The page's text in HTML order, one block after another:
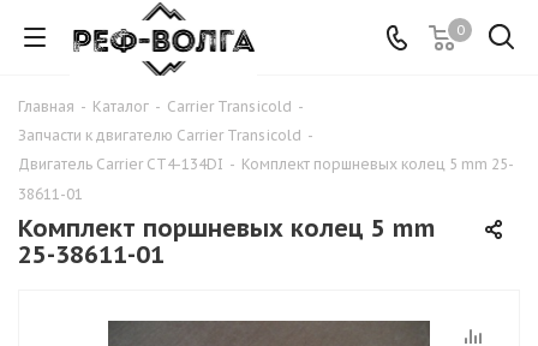
0
Главная - Каталог - Carrier Transicold -
Запчасти к двигателю Carrier Transicold -
Двигатель Carrier CT4-134DI - Комплект поршневых колец 5 mm 25-
38611-01
Комплект поршневых колец 5 mm
25-38611-01